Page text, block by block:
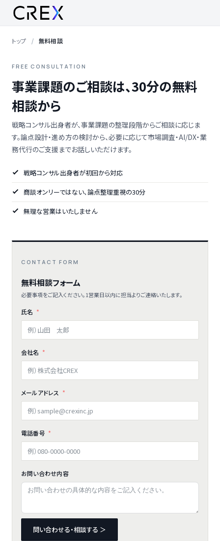
トップ 無料相談
FREE CONSULTATION
事業課題のご相談は、30分の無料
相談から
戦略コンサル出身者が、事業課題の整理段階からご相談に応じま
す。論点設計・進め方の検討から、必要に応じて市場調査・AI/DX・業
務代行のご支援までお話しいただけます。
戦略コンサル出身者が初回から対応
商談オンリーではない、論点整理重視の30分
無理な営業はいたしません
CONTACT FORM
無料相談フォーム
必要事項をご記入ください。1営業日以内に担当よりご連絡いたします。
氏名
会社名
メールアドレス
電話番号
お問い合わせ内容
問い合わせる・相談する ＞